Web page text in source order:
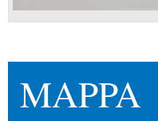
MAPPA